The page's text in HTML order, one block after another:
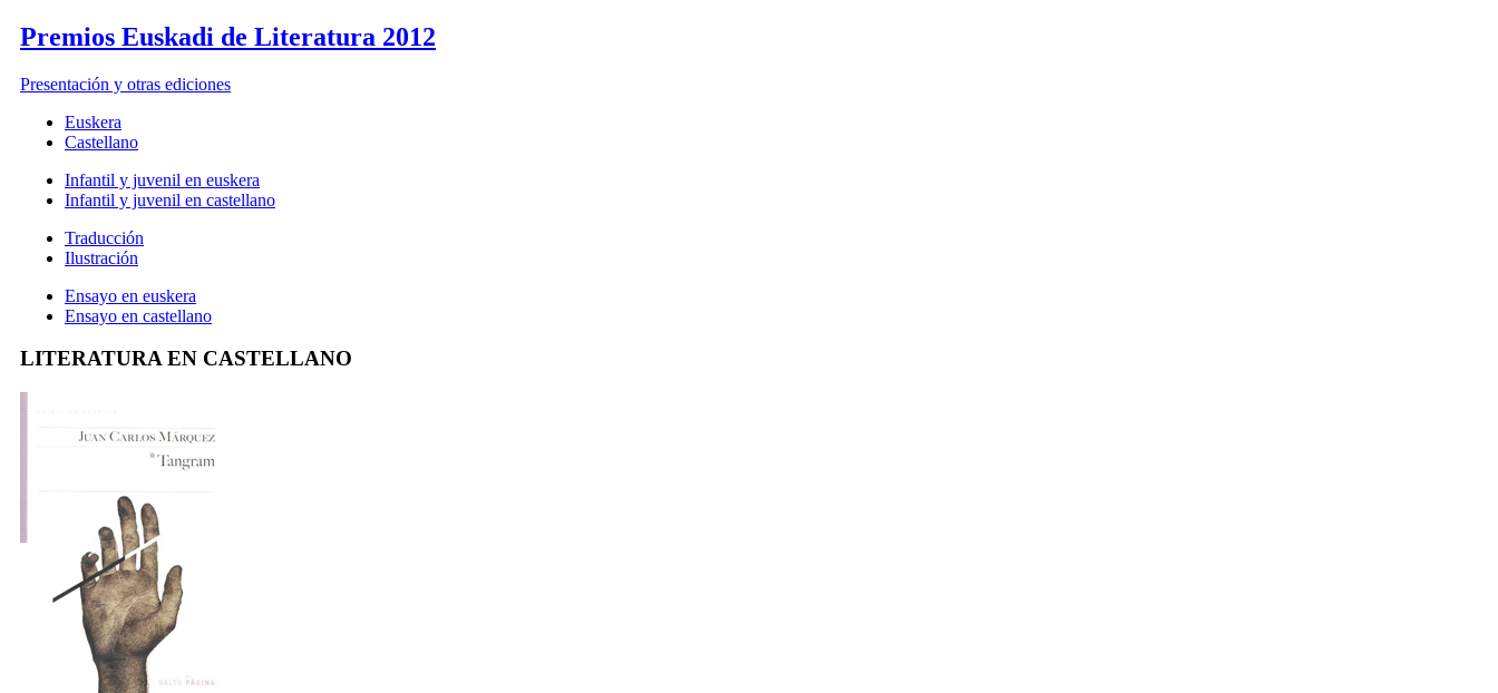
Premios Euskadi de Literatura 2012
Presentación y otras ediciones
Euskera
Castellano
Infantil y juvenil en euskera
Infantil y juvenil en castellano
Traducción
Ilustración
Ensayo en euskera
Ensayo en castellano
LITERATURA EN CASTELLANO